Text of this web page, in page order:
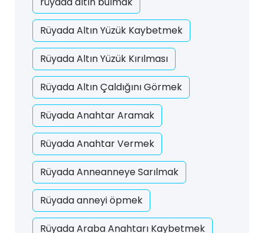
Rüyada Altın Yüzük Kaybetmek
Rüyada Altın Yüzük Kırılması
Rüyada Altın Çaldığını Görmek
Rüyada Anahtar Aramak
Rüyada Anahtar Vermek
Rüyada Anneanneye Sarılmak
Rüyada anneyi öpmek
Rüyada Araba Anahtarı Kaybetmek